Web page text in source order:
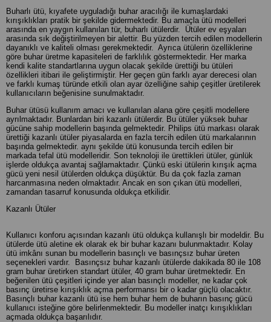
Buharlı ütü, kıyafete uyguladığı buhar aracılığı ile kumaşlardaki
kırışıklıkları pratik bir şekilde gidermektedir. Bu amaçla ütü modelleri
arasında en yaygın kullanılan tür, buharlı ütülerdir. Ütüler ev eşyaları
arasında sık değiştirilmeyen bir alettir. Bu yüzden tercih edilen modellerin
dayanıklı ve kaliteli olması gerekmektedir. Ayrıca ütülerin özelliklerine
göre buhar üretme kapasiteleri de farklılık göstermektedir. Her marka
kendi kalite standartlarına uygun olacak şekilde ürettiği bu ütüleri
özellikleri itibari ile geliştirmiştir. Her geçen gün farklı ayar derecesi olan
ve farklı kumaş türünde etkili olan ayar özelliğine sahip çeşitler üretilerek
kullanıcıların beğenisine sunulmaktadır.
Buhar ütüsü kullanım amacı ve kullanılan alana göre çeşitli modellere
ayrılmaktadır. Bunlardan biri kazanlı ütülerdir. Bu ütüler yüksek buhar
gücüne sahip modellerin başında gelmektedir. Philips ütü markası olarak
ürettiği kazanlı ütüler piyasalarda en fazla tercih edilen ütü markalarının
başında gelmektedir. aynı şekilde ütü konusunda tercih edilen bir
markada tefal ütü modelleridir. Son teknoloji ile ürettikleri ütüler, günlük
işlerde oldukça avantaj sağlamaktadır. Çünkü eski ütülerin kırışık açma
gücü yeni nesil ütülerden oldukça düşüktür. Bu da çok fazla zaman
harcanmasına neden olmaktadır. Ancak en son çıkan ütü modelleri,
zamandan tasarruf konusunda oldukça etkilidir.
Kazanlı Ütüler
Kullanıcı konforu açısından kazanlı ütü oldukça kullanışlı bir modeldir. Bu
ütülerde ütü aletine ek olarak ek bir buhar kazanı bulunmaktadır. Kolay
ütü imkânı sunan bu modellerin basınçlı ve basınçsız buhar üreten
seçenekleri vardır. Basınçsız buhar kazanlı ütülerde dakikada 80 ile 108
gram buhar üretirken standart ütüler, 40 gram buhar üretmektedir. En
beğenilen ütü çeşitleri içinde yer alan basınçlı modeller, ne kadar çok
basınç üretirse kırışıklık açma performansı bir o kadar güçlü olacaktır.
Basınçlı buhar kazanlı ütü ise hem buhar hem de buharın basınç gücü
kullanıcı isteğine göre belirlenmektedir. Bu modeller inatçı kırışıklıkları
açmada oldukça başarılıdır.